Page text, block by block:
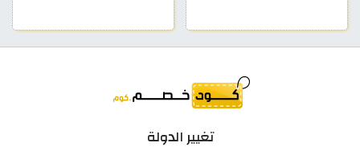
تغيير الدولة